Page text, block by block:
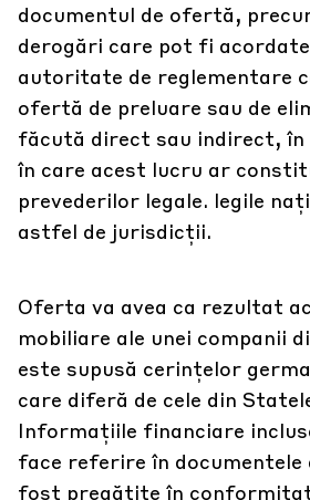
documentul de ofertă,
derogări care pot fi
autoritate de reglementare
ofertă de preluare sau de
făcută direct sau indirect,
în care acest lucru ar
prevederilor legale. legile
astfel de jurisdicții.
Oferta va avea ca rezultat
mobiliare ale unei companii
este supusă cerințelor
care diferă de cele din
Informațiile financiare
face referire în documentele
fost pregătite în